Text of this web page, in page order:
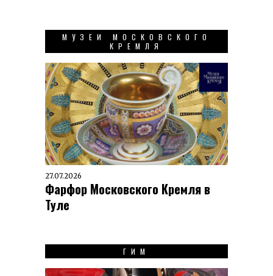
МУЗЕИ МОСКОВСКОГО
КРЕМЛЯ
27.07.2026
Фарфор Московского Кремля в
Туле
ГИМ